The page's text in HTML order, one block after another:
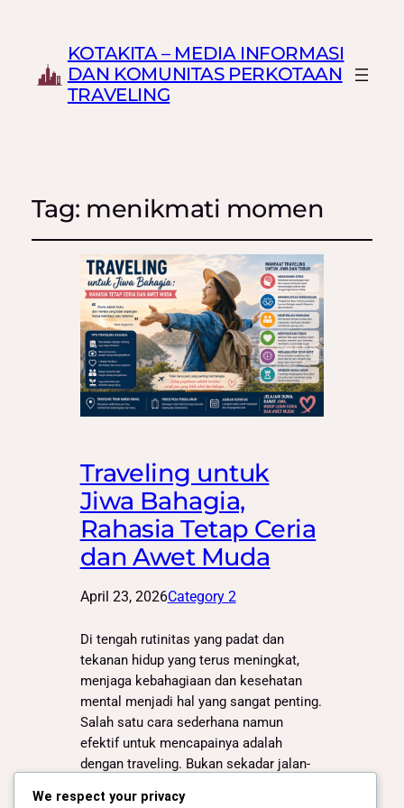
KOTAKITA – MEDIA INFORMASI
DAN KOMUNITAS PERKOTAAN
TRAVELING
Tag: menikmati momen
Traveling untuk
Jiwa Bahagia,
Rahasia Tetap Ceria
dan Awet Muda
April 23, 2026Category 2
Di tengah rutinitas yang padat dan
tekanan hidup yang terus meningkat,
menjaga kebahagiaan dan kesehatan
mental menjadi hal yang sangat penting.
Salah satu cara sederhana namun
efektif untuk mencapainya adalah
dengan traveling. Bukan sekadar jalan-
We respect your privacy